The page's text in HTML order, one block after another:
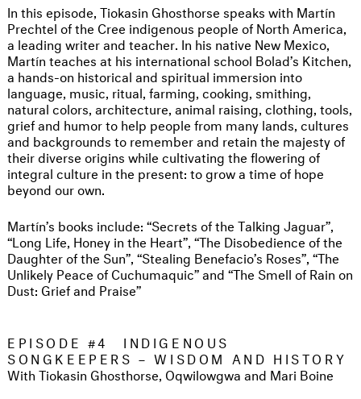
In this episode, Tiokasin Ghosthorse speaks with Martín
Prechtel of the Cree indigenous people of North America,
a leading writer and teacher. In his native New Mexico,
Martín teaches at his international school Bolad’s Kitchen,
a hands-on historical and spiritual immersion into
language, music, ritual, farming, cooking, smithing,
natural colors, architecture, animal raising, clothing, tools,
grief and humor to help people from many lands, cultures
and backgrounds to remember and retain the majesty of
their diverse origins while cultivating the flowering of
integral culture in the present: to grow a time of hope
beyond our own.
Martín’s books include: “Secrets of the Talking Jaguar”,
“Long Life, Honey in the Heart”, “The Disobedience of the
Daughter of the Sun”, “Stealing Benefacio’s Roses”, “The
Unlikely Peace of Cuchumaquic” and “The Smell of Rain on
Dust: Grief and Praise”
EPISODE #4
INDIGENOUS
SONGKEEPERS – WISDOM AND HISTORY
With Tiokasin Ghosthorse, Oqwilowgwa and Mari Boine